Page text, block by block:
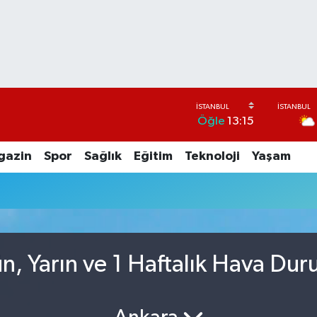
Öğle 13:15
Spor Sağlık Eğitim Teknoloji Yaşam
Yarın ve 1 Haftalık Hava